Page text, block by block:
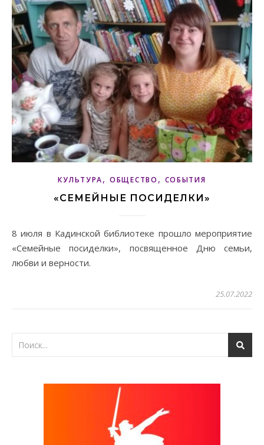
КУЛЬТУРА,ОБЩЕСТВО , СОБЫТИЯ
«СЕМЕЙНЫЕ ПОСИДЕЛКИ»
8 июля в Кадинской библиотеке прошло мероприятие
«Семейные посиделки», посвященное Дню семьи,
любви и верности.
25.07.2022